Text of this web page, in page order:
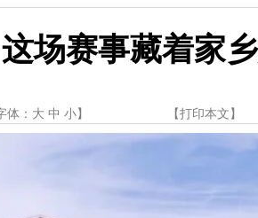
场赛事藏着家乡
体： 大 中 小】 【 打印本文 】